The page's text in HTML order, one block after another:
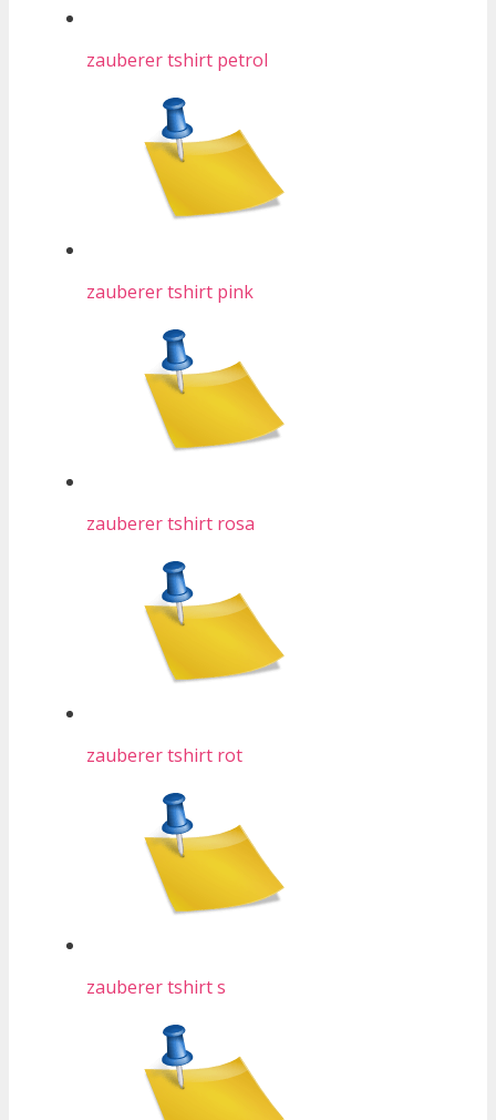
zauberer tshirt petrol
zauberer tshirt pink
zauberer tshirt rosa
zauberer tshirt rot
zauberer tshirt s